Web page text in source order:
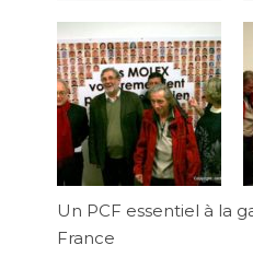
Un PCF essentiel à la
France